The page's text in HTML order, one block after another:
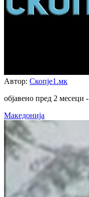
Автор: Скопје1.мк
објавено пред 2 месеци -
Македонија